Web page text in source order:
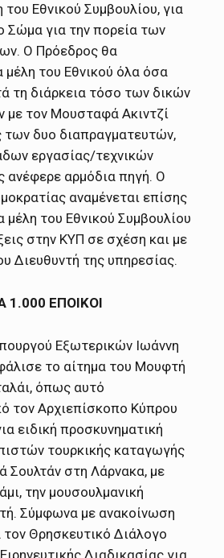
Εθνικού Συμβουλίου, για
Σώμα για την πορεία των
Ο Πρόεδρος θα
του Εθνικού όλα όσα
τη διάρκεια τόσο των δικών
με τον Μουσταφά Ακιντζί
των δυο διαπραγματευτών,
εργασίας/τεχνικών
αρμόδια πηγή. Ο
αναμένεται επίσης
μέλη του Εθνικού Συμβουλίου
στην ΚΥΠ σε σχέση και με
Διευθυντή της υπηρεσίας.
ΕΠΟΙΚΟΙ
Εξωτερικών Ιωάννη
το αίτημα του Μουφτή
όπως αυτό
τον Αρχιεπίσκοπο Κύπρου
ειδική προσκυνηματική
τουρκικής καταγωγής
Σουλτάν στη Λάρνακα, με
την μουσουλμανική
Σύμφωνα με ανακοίνωση
τον Θρησκευτικό Διάλογο